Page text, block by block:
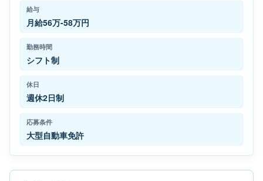
給与
月給56万-58万円
勤務時間
シフト制
休日
週休2日制
応募条件
大型自動車免許